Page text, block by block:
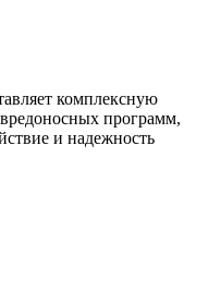
комплексную
программ,
и надежность